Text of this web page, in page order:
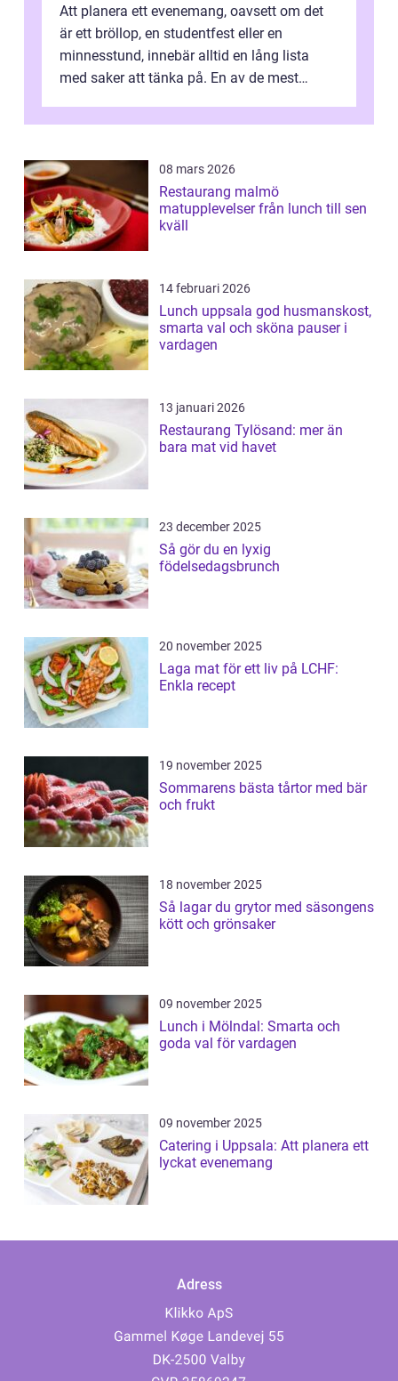
Att planera ett evenemang, oavsett om det
är ett bröllop, en studentfest eller en
minnesstund, innebär alltid en lång lista
med saker att tänka på. En av de mest
08 mars 2026
Restaurang malmö
matupplevelser från lunch till sen
kväll
14 februari 2026
Lunch uppsala god husmanskost,
smarta val och sköna pauser i
vardagen
13 januari 2026
Restaurang Tylösand: mer än
bara mat vid havet
23 december 2025
Så gör du en lyxig
födelsedagsbrunch
20 november 2025
Laga mat för ett liv på LCHF:
Enkla recept
19 november 2025
Sommarens bästa tårtor med bär
och frukt
18 november 2025
Så lagar du grytor med säsongens
kött och grönsaker
09 november 2025
Lunch i Mölndal: Smarta och
goda val för vardagen
09 november 2025
Catering i Uppsala: Att planera ett
lyckat evenemang
Adress